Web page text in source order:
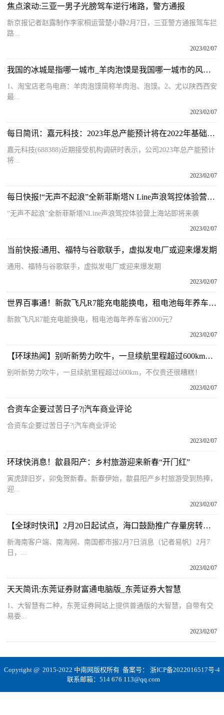
焦点滚动:三亚一男子光膀驾车逆行堵路，警方通报
新京报记者赵露制作李家桐运营楚小静2月7日，三亚警方通报驾车拦
路...
2023/02/07
我国的冰城是指哪一城市_羊肉泡馍是我国哪一城市的风味食品
1、淘宝店老鸟电商：羊肉泡馍简称羊肉泡、泡馍。2、尤以陕西西安
最...
2023/02/07
每日简讯：嘉元科技：2023年总产能预计将在2022年基础上翻一番
嘉元科技(688388)近期接受机构调研时表示，公司2023年总产能预计
将...
2023/02/07
每日快报!“无声不起浪”全新菲斯塔N Line声浪驾控体验营上海站即将来袭
“无声不起浪”全新菲斯塔NLine声浪驾控体验营上海站即将来袭
2023/02/07
当前快报:通用、福特与谷歌联手，虚拟发电厂或迎来爆发期
通用、福特与谷歌联手，虚拟发电厂或迎来爆发期
2023/02/07
世界百事通！新款飞凡R7能充电能换电，租电池每年养车省2000元？
新款飞凡R7能充电能换电，租电池每年养车省2000元？
2023/02/07
【环球热闻】别听新势力吹牛，一旦续航里程超过600km，不仅贵还很糟糕！
别听新势力吹牛，一旦续航里程超过600km，不仅贵还很糟糕！
2023/02/07
合资车企要过苦日子?|汽车商业评论
合资车企要过苦日子?|汽车商业评论
2023/02/07
环球快消息！歙县阳产：乡村旅游迎来新春“开门红”
寅虎辞旧岁，卯兔贺新春。新春伊始，歙县阳产乡村旅游受到热捧，
迎...
2023/02/07
【全球时快讯】2月20日起试点，海口鼓励推广存量房转移登记“带押过户”
新海南客户端、南海网、南国都市报2月7日消息（记者易帆）2月7
日，...
2023/02/07
天天简讯:东莞证券财富通电脑版_东莞证券大智慧
1、大智慧有二种，东莞证券网站上提供普通版的大智慧，自带有交
易委...
2023/02/07
Copyright @ 2015-2022 中南网版权所有 备案号： 浙ICP备2022016517号-4
联系邮箱：514 676 113@qq.com